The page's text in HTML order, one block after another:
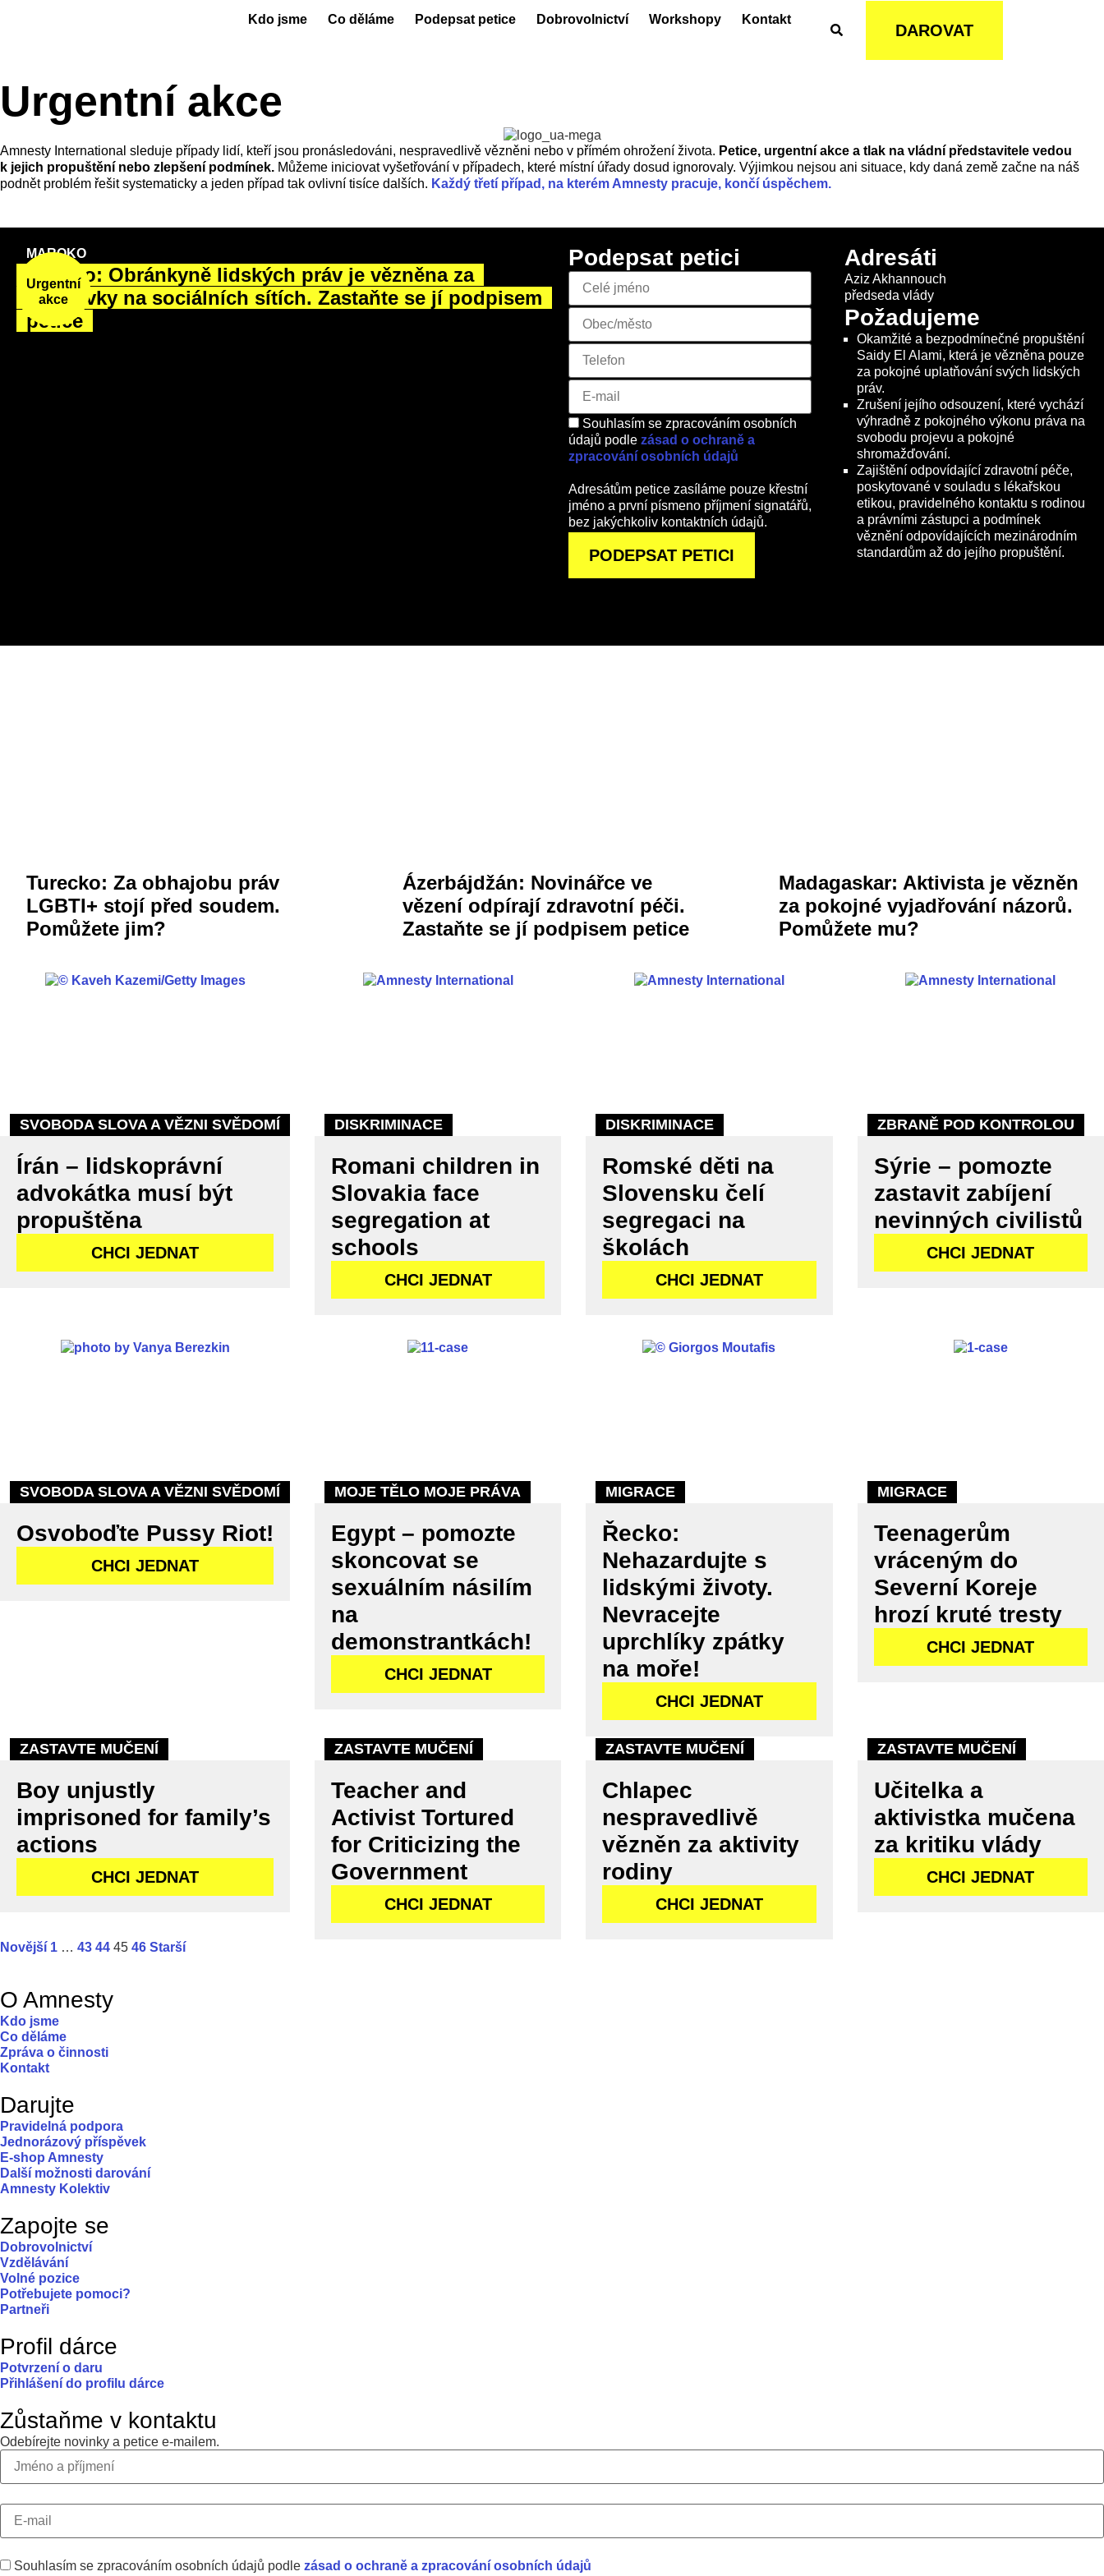
Kdo jsme Co děláme Podepsat petice Dobrovolnictví Workshopy Kontakt
DAROVAT
Urgentní akce
Amnesty International sleduje případy lidí, kteří jsou pronásledováni, nespravedlivě vězněni nebo v přímém ohrožení života. Petice, urgentní akce a tlak na vládní představitele vedou
k jejich propuštění nebo zlepšení podmínek. Můžeme iniciovat vyšetřování v případech, které místní úřady dosud ignorovaly. Výjimkou nejsou ani situace, kdy daná země začne na náš
podnět problém řešit systematicky a jeden případ tak ovlivní tisíce dalších. Každý třetí případ, na kterém Amnesty pracuje, končí úspěchem.
Urgentní
akce
MAROKO
Maroko: Obránkyně lidských práv je vězněna za
příspěvky na sociálních sítích. Zastaňte se jí podpisem
petice
Podepsat petici
Souhlasím se zpracováním osobních
údajů podle zásad o ochraně a
zpracování osobních údajů
Adresátům petice zasíláme pouze křestní
jméno a první písmeno příjmení signatářů,
bez jakýchkoliv kontaktních údajů.
Adresáti
Aziz Akhannouch
předseda vlády
Požadujeme
Okamžité a bezpodmínečné propuštění
Saidy El Alami, která je vězněna pouze
za pokojné uplatňování svých lidských
práv.
Zrušení jejího odsouzení, které vychází
výhradně z pokojného výkonu práva na
svobodu projevu a pokojné
shromažďování.
Zajištění odpovídající zdravotní péče,
poskytované v souladu s lékařskou
etikou, pravidelného kontaktu s rodinou
a právními zástupci a podmínek
věznění odpovídajících mezinárodním
standardům až do jejího propuštění.
Turecko: Za obhajobu práv
LGBTI+ stojí před soudem.
Pomůžete jim?
Ázerbájdžán: Novinářce ve
vězení odpírají zdravotní péči.
Zastaňte se jí podpisem petice
Madagaskar: Aktivista je vězněn
za pokojné vyjadřování názorů.
Pomůžete mu?
SVOBODA SLOVA A VĚZNI SVĚDOMÍ
Írán – lidskoprávní
advokátka musí být
propuštěna
CHCI JEDNAT
DISKRIMINACE
Romani children in
Slovakia face
segregation at
schools
CHCI JEDNAT
DISKRIMINACE
Romské děti na
Slovensku čelí
segregaci na
školách
CHCI JEDNAT
ZBRANĚ POD KONTROLOU
Sýrie – pomozte
zastavit zabíjení
nevinných civilistů
CHCI JEDNAT
SVOBODA SLOVA A VĚZNI SVĚDOMÍ
Osvoboďte Pussy Riot!
CHCI JEDNAT
MOJE TĚLO MOJE PRÁVA
Egypt – pomozte
skoncovat se
sexuálním násilím
na
demonstrantkách!
CHCI JEDNAT
MIGRACE
Řecko:
Nehazardujte s
lidskými životy.
Nevracejte
uprchlíky zpátky
na moře!
CHCI JEDNAT
MIGRACE
Teenagerům
vráceným do
Severní Koreje
hrozí kruté tresty
CHCI JEDNAT
ZASTAVTE MUČENÍ
Boy unjustly
imprisoned for family’s
actions
CHCI JEDNAT
ZASTAVTE MUČENÍ
Teacher and
Activist Tortured
for Criticizing the
Government
CHCI JEDNAT
ZASTAVTE MUČENÍ
Chlapec
nespravedlivě
vězněn za aktivity
rodiny
CHCI JEDNAT
ZASTAVTE MUČENÍ
Učitelka a
aktivistka mučena
za kritiku vlády
CHCI JEDNAT
Novější 1 … 43 44 45 46 Starší
O Amnesty
Kdo jsme
Co děláme
Zpráva o činnosti
Kontakt
Darujte
Pravidelná podpora
Jednorázový příspěvek
E-shop Amnesty
Další možnosti darování
Amnesty Kolektiv
Zapojte se
Dobrovolnictví
Vzdělávání
Volné pozice
Potřebujete pomoci?
Partneři
Profil dárce
Potvrzení o daru
Přihlášení do profilu dárce
Zůstaňme v kontaktu
Odebírejte novinky a petice e-mailem.
Souhlasím se zpracováním osobních údajů podle zásad o ochraně a zpracování osobních údajů